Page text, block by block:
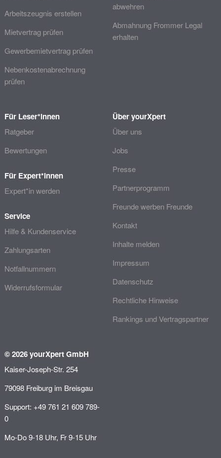
Arbeitszeugnis erstellen
Mietvertrag prüfen
Gewerbemietvertrag prüfen
Nebenkostenabrechnung
prüfen
abwehren
Abmahnung Frommer Legal
erhalten
Für Leser*innen
Ratgeber
Bewertungen
Für Expert*innen
Expert*in werden
Service
Hilfe & Kundenservice
Zahlungsarten
Notfallnummern
Widerrufsformular
Über yourXpert
Über uns
Jobs
Presse
Partnerprogramm
Freunde werben Freunde
Kontakt
Inhalte melden
Impressum
Datenschutz
Rechtliche Hinweise
Rankings und Vertragspartner
© 2026 yourXpert GmbH
Kaiser-Joseph-Str. 254
79098 Freiburg im Breisgau
Support: +49 761 21 609 789-
0
Mo-Do 9-18 Uhr, Fr 9-15 Uhr